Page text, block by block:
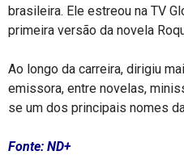
brasileira. Ele estreou na TV
primeira versão da novela
Ao longo da carreira, dirigiu
emissora, entre novelas,
se um dos principais nomes
Fonte: ND+